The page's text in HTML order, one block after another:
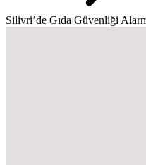
Silivri’de Gıda Güvenliği